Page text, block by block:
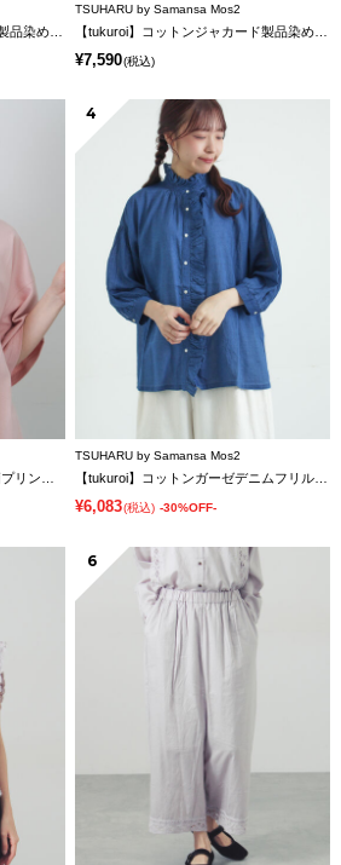
【tukuroi】コットンジャカード製品染め裾フリルパンツ《WEB限定》
TSUHARU by Samansa Mos2
¥7,590(税込)
【さて×TSUHARU】イラスト柄プリントTシャツ
4
TSUHARU by Samansa Mos2
【tukuroi】コットンガーゼデニムフリルブラウス
¥6,083(税込) -30%OFF-
6